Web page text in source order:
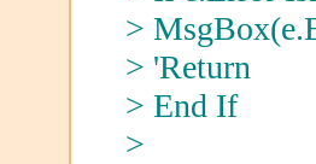
>
> 'Return
> End If
>